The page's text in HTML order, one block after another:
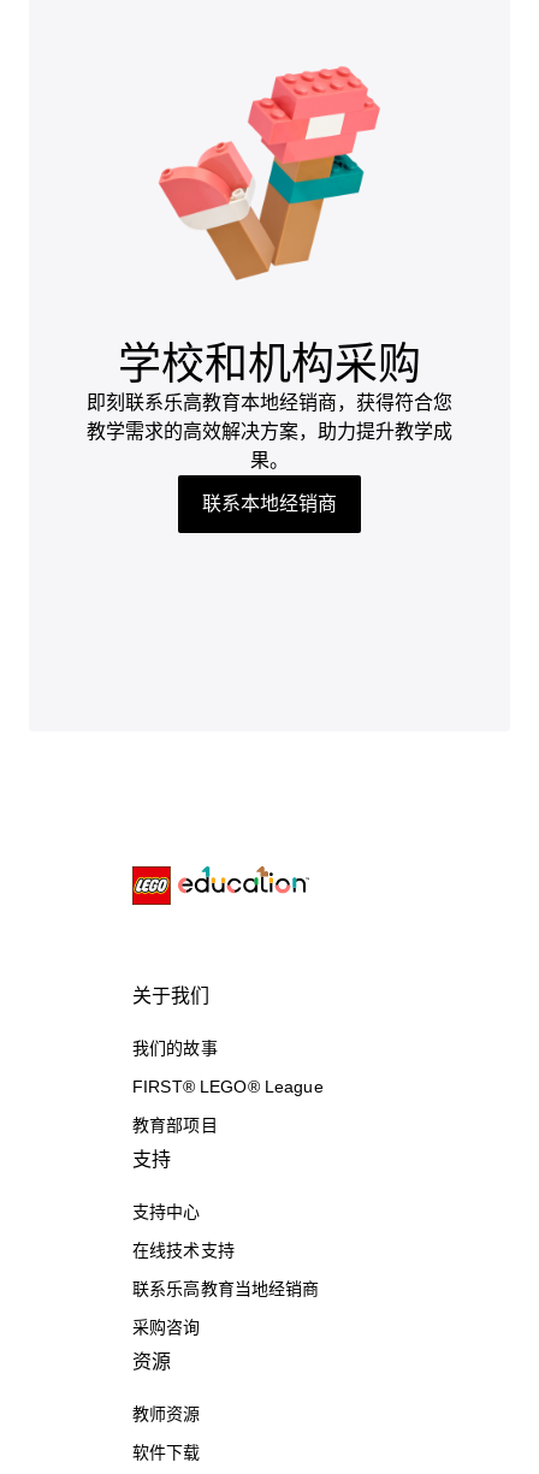
学校和机构采购
即刻联系乐高教育本地经销商，获得符合您
教学需求的高效解决方案，助力提升教学成
果。
联系本地经销商
关于我们
我们的故事
FIRST® LEGO® League
教育部项目
支持
支持中心
在线技术支持
联系乐高教育当地经销商
采购咨询
资源
教师资源
软件下载